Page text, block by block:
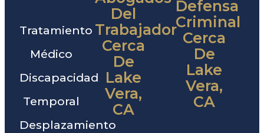
Tratamiento
Médico
Discapacidad
Temporal
Desplazamiento
Del
Trabajador
Cerca
De
Lake
Vera,
CA
Defensa
Criminal
Cerca
De
Lake
Vera,
CA